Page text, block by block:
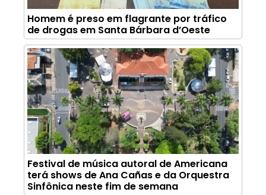
Homem é preso em flagrante por tráfico
de drogas em Santa Bárbara d’Oeste
Festival de música autoral de Americana
terá shows de Ana Cañas e da Orquestra
Sinfônica neste fim de semana